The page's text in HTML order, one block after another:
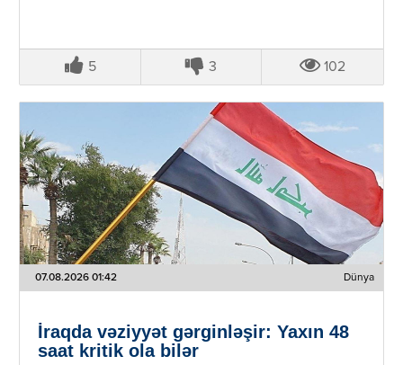
5 3 102
07.08.2026 01:42 Dünya
İraqda vəziyyət gərginləşir: Yaxın 48
saat kritik ola bilər